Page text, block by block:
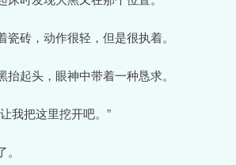
砖，动作很轻，但是很执着。
起头，眼神中带着一种恳求。
我把这里挖开吧。”